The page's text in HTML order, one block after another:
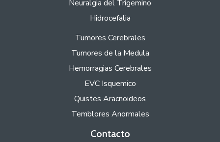
Neuralgia del Trigemino
Hidrocefalia
Tumores Cerebrales
Tumores de la Medula
Hemorragias Cerebrales
EVC Isquemico
Quistes Aracnoideos
Temblores Anormales
Contacto